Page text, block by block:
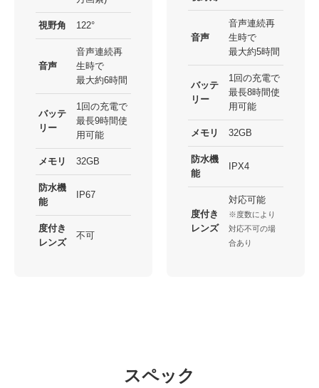
視野角 122°
音声
音声連続再
生時で
最大約6時間
バッテ
リー
1回の充電で
最長9時間使
用可能
メモリ 32GB
防水機
能
IP67
度付き
レンズ
不可
音声
音声連続再
生時で
最大約5時間
バッテ
リー
1回の充電で
最長8時間使
用可能
メモリ 32GB
防水機
能
IPX4
度付き
レンズ
対応可能
※度数により
対応不可の場
合あり
スペック